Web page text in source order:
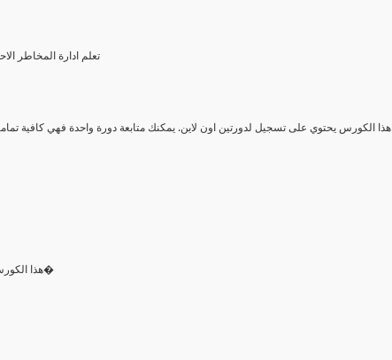
تعلم ادارة المخاطر
هذا الكورس يحتوي على تسجيل لدورتين اون لاين. يمكنك متابعة دورة واحدة فهي كافية تماما
هذا الكورس سيساعدك على تعلم وفهم ادارة المخاطر بشكل تفص�